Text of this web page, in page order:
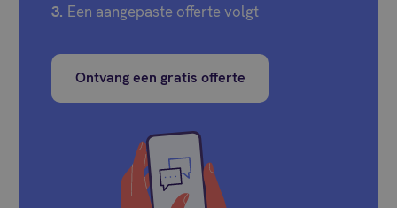
Een aangepaste offerte volgt
Ontvang een gratis offerte